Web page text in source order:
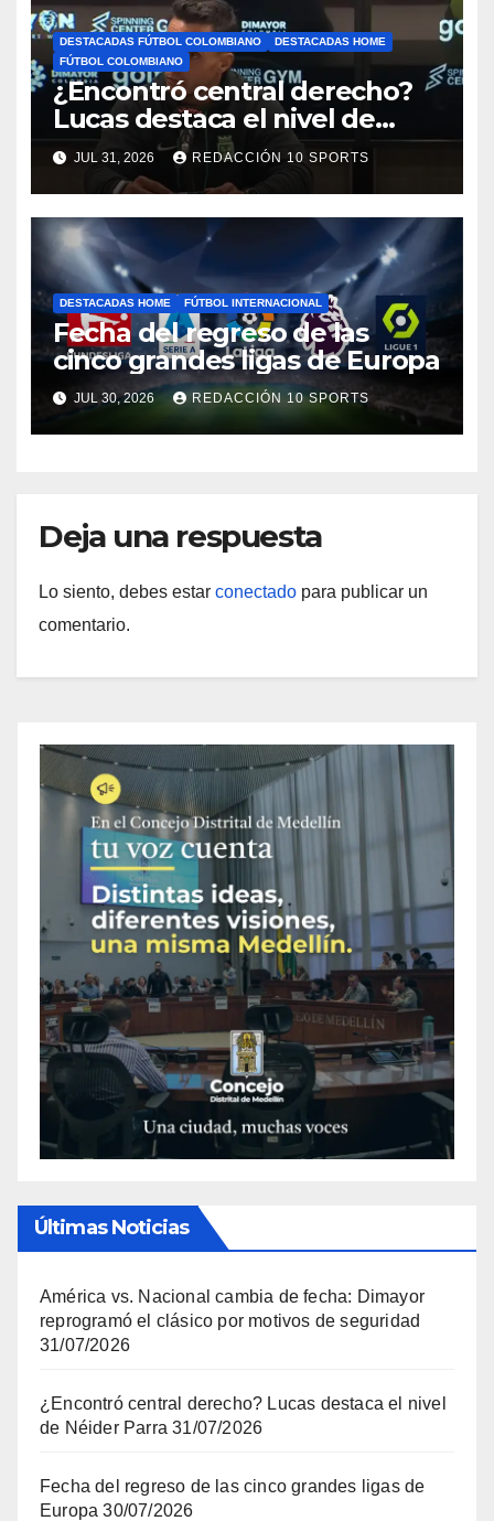
DESTACADAS FÚTBOL COLOMBIANO
DESTACADAS HOME
FÚTBOL COLOMBIANO
¿Encontró central derecho?
Lucas destaca el nivel de
Néider Parra
JUL 31, 2026 REDACCIÓN 10 SPORTS
DESTACADAS HOME FÚTBOL INTERNACIONAL
Fecha del regreso de las
cinco grandes ligas de Europa
JUL 30, 2026 REDACCIÓN 10 SPORTS
Deja una respuesta
Lo siento, debes estar conectado para publicar un
comentario.
Últimas Noticias
América vs. Nacional cambia de fecha: Dimayor
reprogramó el clásico por motivos de seguridad
31/07/2026
¿Encontró central derecho? Lucas destaca el nivel
de Néider Parra 31/07/2026
Fecha del regreso de las cinco grandes ligas de
Europa 30/07/2026